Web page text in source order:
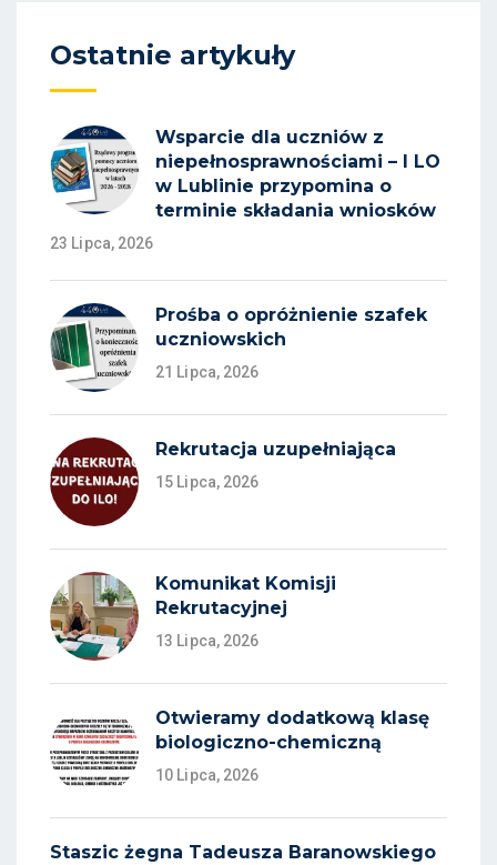
Ostatnie artykuły
Wsparcie dla uczniów z
niepełnosprawnościami – I LO
w Lublinie przypomina o
terminie składania wniosków
23 Lipca, 2026
Prośba o opróżnienie szafek
uczniowskich
21 Lipca, 2026
Rekrutacja uzupełniająca
15 Lipca, 2026
Komunikat Komisji
Rekrutacyjnej
13 Lipca, 2026
Otwieramy dodatkową klasę
biologiczno-chemiczną
10 Lipca, 2026
Staszic żegna Tadeusza Baranowskiego